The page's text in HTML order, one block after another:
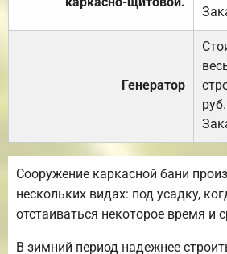
Генератор
Сооружение каркасной бани
нескольких видах: под усадку,
отстаиваться некоторое время и
В зимний период надежнее